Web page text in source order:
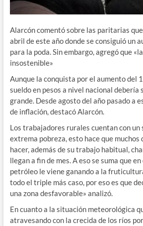
Alarcón comentó sobre las paritarias
abril de este año donde se consiguió un
para la poda. Sin embargo, agregó que
insostenible»
Aunque la conquista por el aumento del
sueldo en pesos a nivel nacional debería
grande. Desde agosto del año pasado a
de inflación, destacó Alarcón.
Los trabajadores rurales cuentan con un
extrema pobreza, esto hace que muchos
hacer, además de su trabajo habitual,
llegan a fin de mes. A eso se suma que
petróleo le viene ganando a la
todo el triple más caso, por eso es que
una zona desfavorable» analizó.
En cuanto a la situación meteorológica
atravesando con la crecida de los ríos